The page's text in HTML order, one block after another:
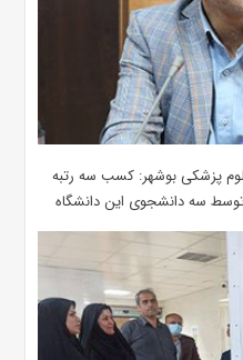
پزشکی بوشهر: کسب سه رتبه
سه دانشجوی این دانشگاه